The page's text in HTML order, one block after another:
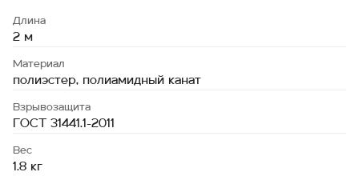
Длина
2 м
Материал
полиэстер, полиамидный канат
Взрывозащита
ГОСТ 31441.1-2011
Вес
1.8 кг